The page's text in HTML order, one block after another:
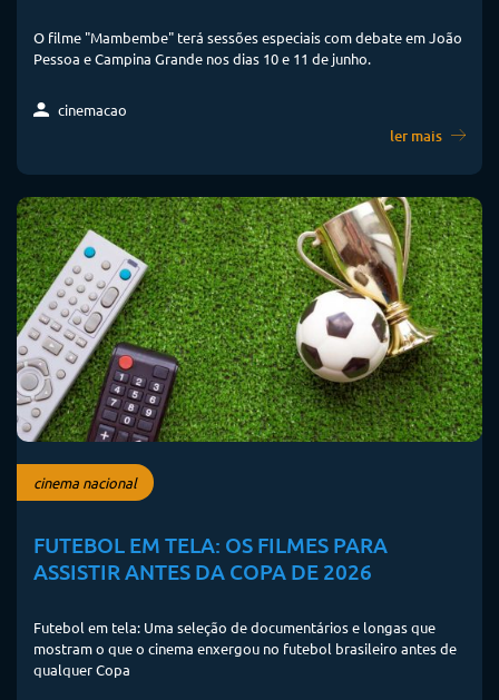
O filme "Mambembe" terá sessões especiais com debate em João
Pessoa e Campina Grande nos dias 10 e 11 de junho.
cinemacao
ler mais
cinema nacional
FUTEBOL EM TELA: OS FILMES PARA
ASSISTIR ANTES DA COPA DE 2026
Futebol em tela: Uma seleção de documentários e longas que
mostram o que o cinema enxergou no futebol brasileiro antes de
qualquer Copa